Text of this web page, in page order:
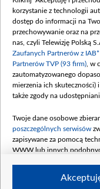
(wpłata
mln,
Data
(wpłata
Data
kwiecień
czerwca 90
4 sierpnia
korzystanie z technologii
dostęp do informacji na
przechowywanie oraz na
nas, czyli Telewizję Polską
Zaufanych Partnerów z
Partnerów TVP (93 firm) , w
zautomatyzowanego
mierzenia ich skuteczności)
także zgody na
Twoje dane osobowe
poszczególnych serwisów
zapisywane za pomocą
WWW lub innych